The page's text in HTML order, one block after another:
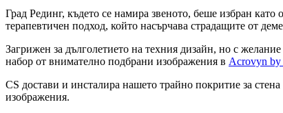
Град Рединг, където се намира звеното, беше избран
терапевтичен подход, който насърчава страдащите от
Загрижен за дълголетието на техния дизайн, но с
набор от внимателно подбрани изображения в Acrovyn by
CS достави и инсталира нашето трайно покритие за
изображения.